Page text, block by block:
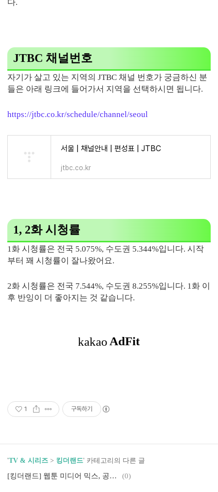
다.
JTBC 채널번호
자기가 살고 있는 지역의 JTBC 채널 번호가 궁금하신 분
들은 아래 링크에 들어가서 지역을 선택하시면 됩니다.
https://jtbc.co.kr/schedule/channel/seoul
서울 | 채널안내 | 편성표 | JTBC
jtbc.co.kr
1, 2화 시청률
1화 시청률은 전국 5.075%, 수도권 5.344%입니다. 시작
부터 꽤 시청률이 잘나왔어요.
2화 시청률은 전국 7.544%, 수도권 8.255%입니다. 1화 이
후 반잉이 더 좋아지는 것 같습니다.
1 구독하기
'TV & 시리즈 > 킹더랜드' 카테고리의 다른 글
[킹더랜드] 웹툰 미디어 믹스, 공식 유튜브 주소 (0)